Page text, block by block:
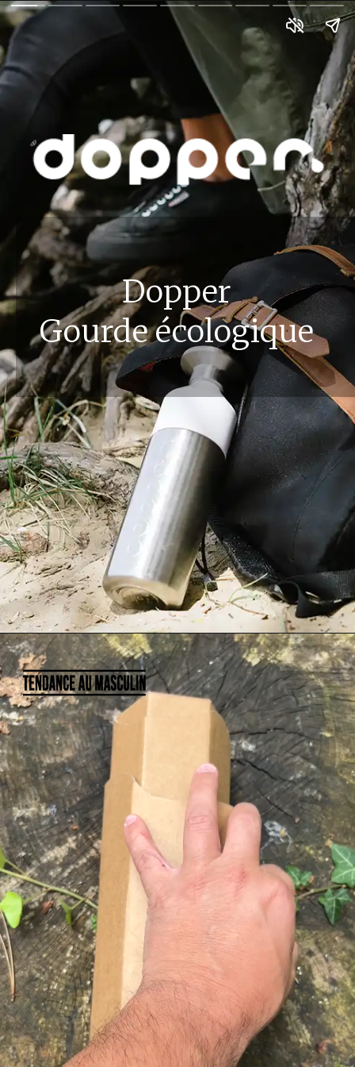
Dopper
Gourde écologique